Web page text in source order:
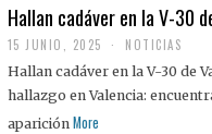
Hallan cadáver en la V-30
15 JUNIO, 2025 NOTICIAS
Hallan cadáver en la V-30 de
hallazgo en Valencia:
aparición More